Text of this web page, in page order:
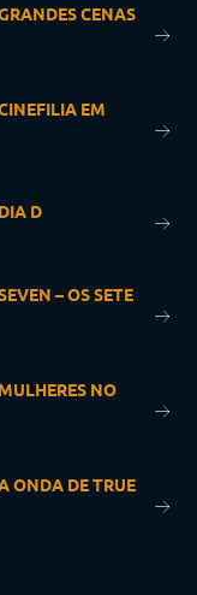
CENAS
EM
D
– OS SETE
NO
ONDA DE TRUE